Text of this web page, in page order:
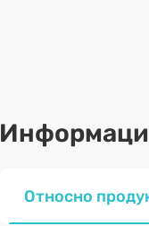
Относно